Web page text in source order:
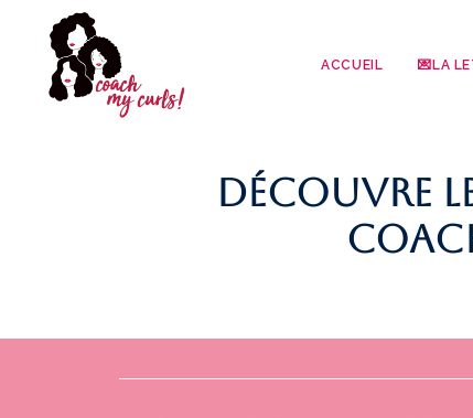
ACCUEIL 💌LA
Découvre